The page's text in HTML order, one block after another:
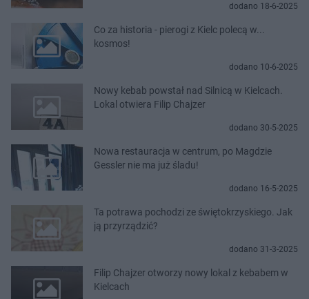
dodano 18-6-2025
Co za historia - pierogi z Kielc polecą w...
kosmos!
dodano 10-6-2025
Nowy kebab powstał nad Silnicą w Kielcach.
Lokal otwiera Filip Chajzer
dodano 30-5-2025
Nowa restauracja w centrum, po Magdzie
Gessler nie ma już śladu!
dodano 16-5-2025
Ta potrawa pochodzi ze świętokrzyskiego. Jak
ją przyrządzić?
dodano 31-3-2025
Filip Chajzer otworzy nowy lokal z kebabem w
Kielcach